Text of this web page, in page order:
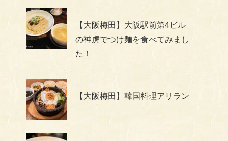
【大阪梅田】大阪駅前第4ビル
の神虎でつけ麺を食べてみまし
た！
【大阪梅田】韓国料理アリラン